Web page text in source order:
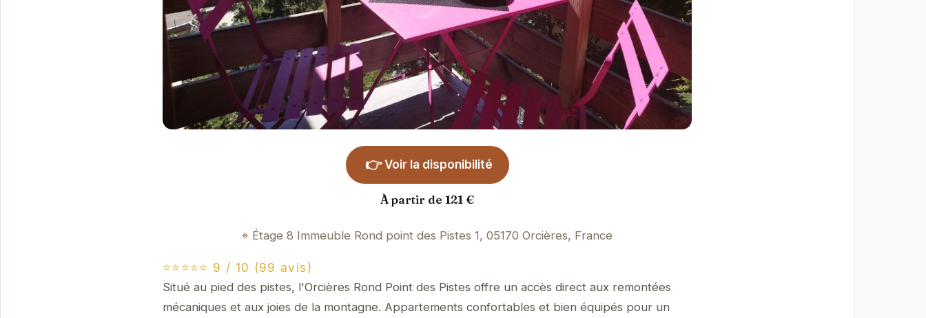
👉 Voir la disponibilité
À partir de 121 €
Étage 8 Immeuble Rond point des Pistes 1, 05170 Orcières, France
⭐⭐⭐⭐⭐ 9 / 10 (99 avis)
Situé au pied des pistes, l'Orcières Rond Point des Pistes offre un accès direct aux remontées
mécaniques et aux joies de la montagne. Appartements confortables et bien équipés pour un